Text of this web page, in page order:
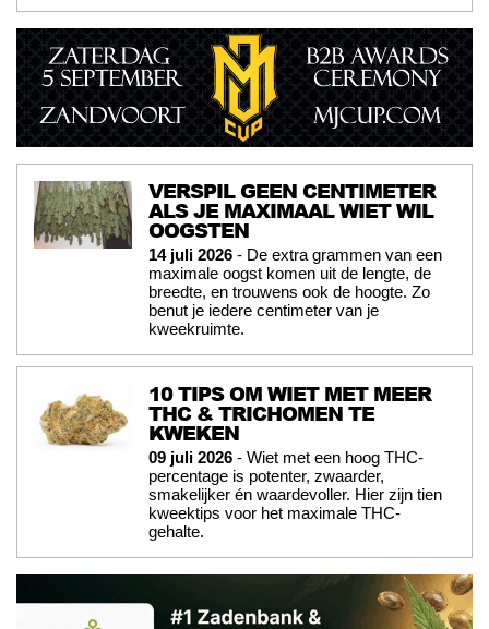
VERSPIL GEEN CENTIMETER
ALS JE MAXIMAAL WIET WIL
OOGSTEN
14 juli 2026 - De extra grammen van een
maximale oogst komen uit de lengte, de
breedte, en trouwens ook de hoogte. Zo
benut je iedere centimeter van je
kweekruimte.
10 TIPS OM WIET MET MEER
THC & TRICHOMEN TE
KWEKEN
09 juli 2026 - Wiet met een hoog THC-
percentage is potenter, zwaarder,
smakelijker én waardevoller. Hier zijn tien
kweektips voor het maximale THC-
gehalte.